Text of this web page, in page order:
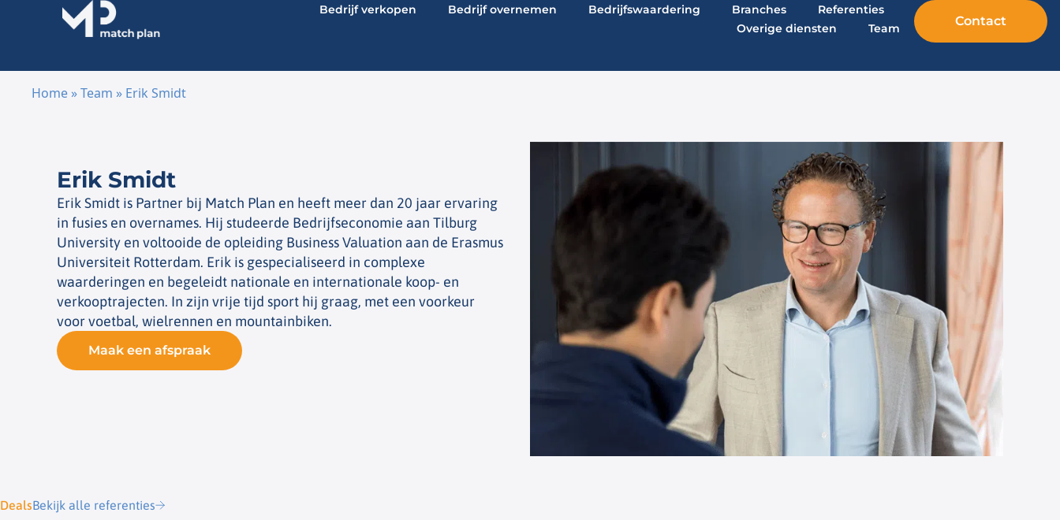
Contact
Bedrijf verkopen Bedrijf overnemen Bedrijfswaardering Branches
Referenties
Overige diensten
Team
Home »Team » Erik Smidt
Erik Smidt
Erik Smidt is Partner bij Match Plan en heeft meer dan 20 jaar ervaring
in fusies en overnames. Hij studeerde Bedrijfseconomie aan Tilburg
University en voltooide de opleiding Business Valuation aan de Erasmus
Universiteit Rotterdam. Erik is gespecialiseerd in complexe
waarderingen en begeleidt nationale en internationale koop- en
verkooptrajecten. In zijn vrije tijd sport hij graag, met een voorkeur
voor voetbal, wielrennen en mountainbiken.
Maak een afspraak
DealsBekijk alle referenties